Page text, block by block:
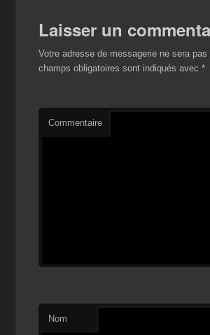
Laisser un
Votre adresse de messagerie ne sera pas
champs obligatoires sont indiqués avec*
Commentaire
Nom